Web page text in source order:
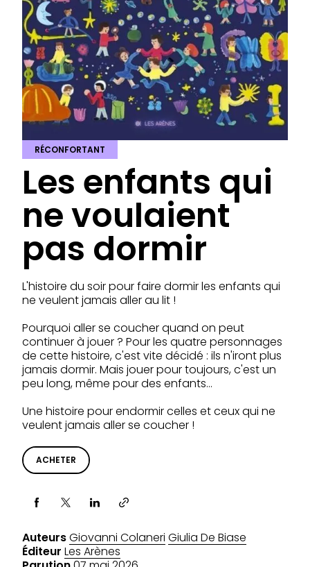
RÉCONFORTANT
Les enfants qui
ne voulaient
pas dormir
L'histoire du soir pour faire dormir les enfants qui
ne veulent jamais aller au lit !
Pourquoi aller se coucher quand on peut
continuer à jouer ? Pour les quatre personnages
de cette histoire, c'est vite décidé : ils n'iront plus
jamais dormir. Mais jouer pour toujours, c'est un
peu long, même pour des enfants…
Une histoire pour endormir celles et ceux qui ne
veulent jamais aller se coucher !
ACHETER
Partager via
AuteursGiovanni Colaneri Giulia De Biase
Éditeur Les Arènes